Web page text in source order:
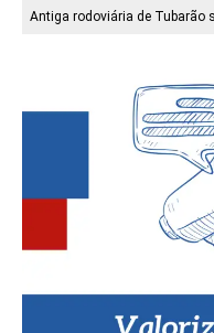
Antiga rodoviária de Tubarão